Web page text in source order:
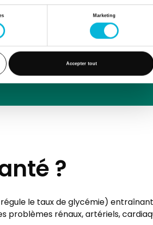
Marketing
Accepter tout
vie diminuée ; elle s'accompagne
de santé ou de maladies
sérieux ou même la mort.
?
le taux de glycémie)
problèmes rénaux, artériels,